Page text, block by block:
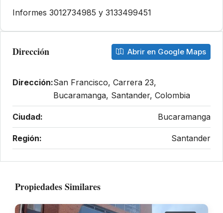
Informes 3012734985 y 3133499451
Dirección Abrir en Google Maps
Dirección:San Francisco, Carrera 23,
Bucaramanga, Santander, Colombia
Ciudad: Bucaramanga
Región: Santander
Propiedades Similares